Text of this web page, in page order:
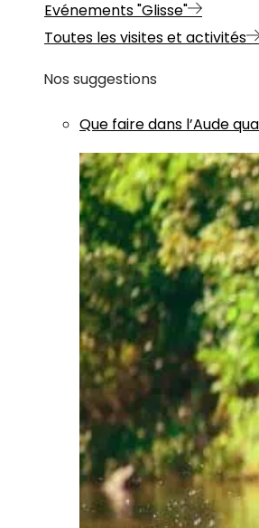
Evénements "Glisse"
Toutes les visites et activités
Nos suggestions
Que faire dans l’Aude